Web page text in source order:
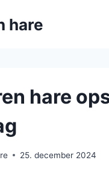
hare
hare
25. december 2024